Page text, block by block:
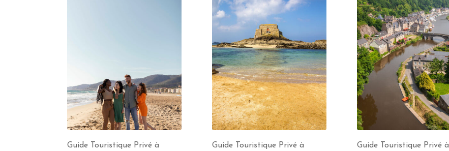
Guide Touristique Privé à
Guide Touristique Privé à
Guide Touristique Privé à